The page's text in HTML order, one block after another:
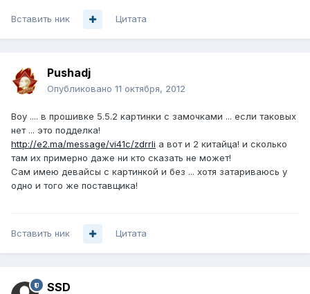
Вставить ник Цитата
Pushadj
Опубликовано 11 октября, 2012
Воу .... в прошивке 5.5.2 картинки с замочками ... если таковых
нет ... это подделка!
http://e2.ma/message/vi41c/zdrrli а вот и 2 китайца! и сколько
там их примерно даже ни кто сказать не может!
Сам имею девайсы с картинкой и без ... хотя затариваюсь у
одно и того же поставщика!
Вставить ник Цитата
SSD